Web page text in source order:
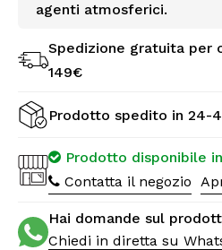
agenti atmosferici.
Spedizione gratuita per
149€
Prodotto spedito in 24-
Prodotto disponibile
Contatta il negozio
Hai domande sul
Chiedi in diretta su